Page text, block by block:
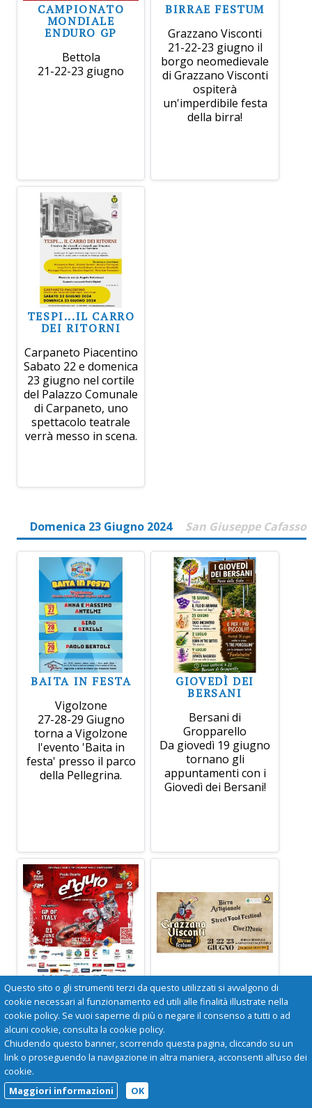
CAMPIONATO
MONDIALE
ENDURO GP
Bettola
21-22-23 giugno
BIRRAE FESTUM
Grazzano Visconti
21-22-23 giugno il
borgo neomedievale
di Grazzano Visconti
ospiterà
un'imperdibile festa
della birra!
TESPI...IL CARRO
DEI RITORNI
Carpaneto Piacentino
Sabato 22 e domenica
23 giugno nel cortile
del Palazzo Comunale
di Carpaneto, uno
spettacolo teatrale
verrà messo in scena.
Domenica 23 Giugno 2024 San Giuseppe Cafasso
BAITA IN FESTA
Vigolzone
27-28-29 Giugno
torna a Vigolzone
l'evento 'Baita in
festa' presso il parco
della Pellegrina.
GIOVEDÌ DEI
BERSANI
Bersani di
Gropparello
Da giovedì 19 giugno
tornano gli
appuntamenti con i
Giovedì dei Bersani!
CAMPIONATO
MONDIALE
ENDURO GP
Bettola
21-22-23 giugno
BIRRAE FESTUM
Grazzano Visconti
borgo neomedievale
di Grazzano Visconti
Questo sito o gli strumenti terzi da questo utilizzati si avvalgono di
cookie necessari al funzionamento ed utili alle finalità illustrate nella
cookie policy. Se vuoi saperne di più o negare il consenso a tutti o ad
alcuni cookie, consulta la cookie policy.
Chiudendo questo banner, scorrendo questa pagina, cliccando su un
link o proseguendo la navigazione in altra maniera, acconsenti all’uso dei
cookie.
Maggiori informazioni
OK